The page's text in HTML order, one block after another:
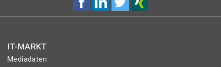
IT-MARKT
Mediadaten